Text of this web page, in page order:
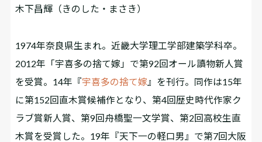
木下昌輝（きのした・まさき）
1974年奈良県生まれ。近畿大学理工学部建築学科卒。
2012年「宇喜多の捨て嫁」で第92回オール讀物新人賞
を受賞。14年『宇喜多の捨て嫁 』を刊行。同作は15年
に第152回直木賞候補作となり、第4回歴史時代作家ク
ラブ賞新人賞、第9回舟橋聖一文学賞、第2回高校生直
木賞を受賞した。19年『天下一の軽口男』で第7回大阪